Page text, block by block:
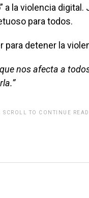
a la violencia
para todos.
para detener la
nos afecta a
SCROLL TO CONTINUE